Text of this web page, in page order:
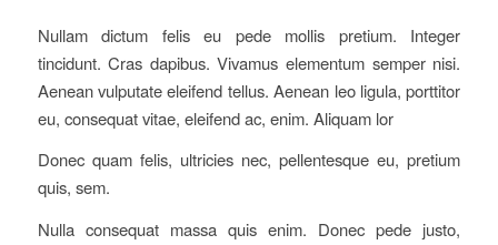
Nullam dictum felis eu pede mollis pretium. Integer
tincidunt. Cras dapibus. Vivamus elementum semper nisi.
Aenean vulputate eleifend tellus. Aenean leo ligula, porttitor
eu, consequat vitae, eleifend ac, enim. Aliquam lor
Donec quam felis, ultricies nec, pellentesque eu, pretium
quis, sem.
Nulla consequat massa quis enim. Donec pede justo,